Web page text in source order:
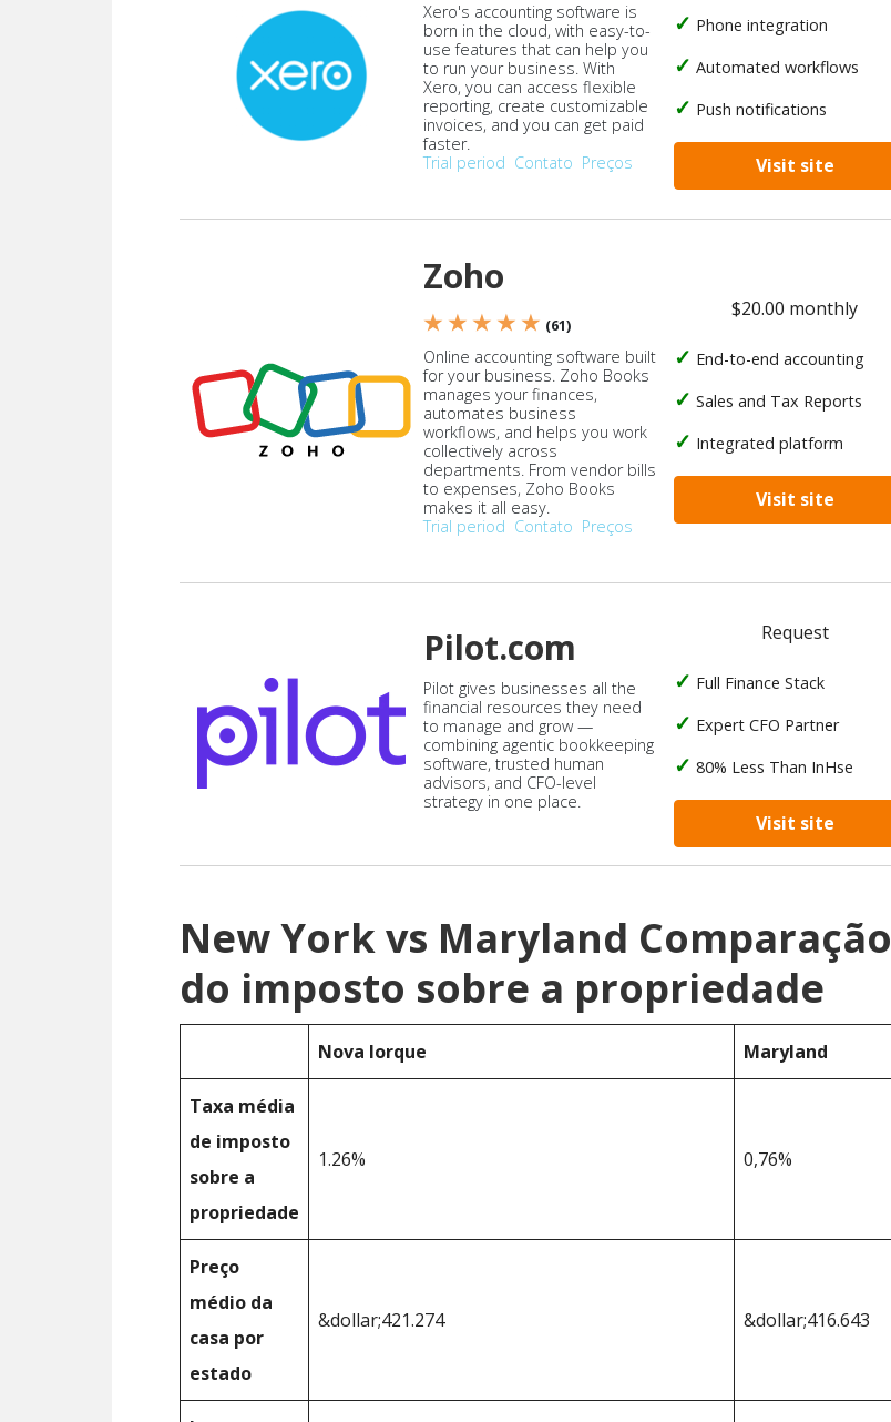
Xero's accounting software is
born in the cloud, with easy-to-
use features that can help you
to run your business. With
Xero, you can access flexible
reporting, create customizable
invoices, and you can get paid
faster.
Trial period Contato Preços
Phone integration
Automated workflows
Push notifications
Visit site
Zoho
★ ★ ★ ★ ★ (61)
Online accounting software built
for your business. Zoho Books
manages your finances,
automates business
workflows, and helps you work
collectively across
departments. From vendor bills
to expenses, Zoho Books
makes it all easy.
Trial period Contato Preços
$20.00 monthly
End-to-end accounting
Sales and Tax Reports
Integrated platform
Visit site
Pilot.com
Pilot gives businesses all the
financial resources they need
to manage and grow —
combining agentic bookkeeping
software, trusted human
advisors, and CFO-level
strategy in one place.
Request
Full Finance Stack
Expert CFO Partner
80% Less Than InHse
Visit site
New York vs Maryland Comparação
do imposto sobre a propriedade
Nova Iorque Maryland
Taxa média
de imposto
sobre a
propriedade
1.26% 0,76%
Preço
médio da
casa por
estado
&dollar;421.274 &dollar;416.643